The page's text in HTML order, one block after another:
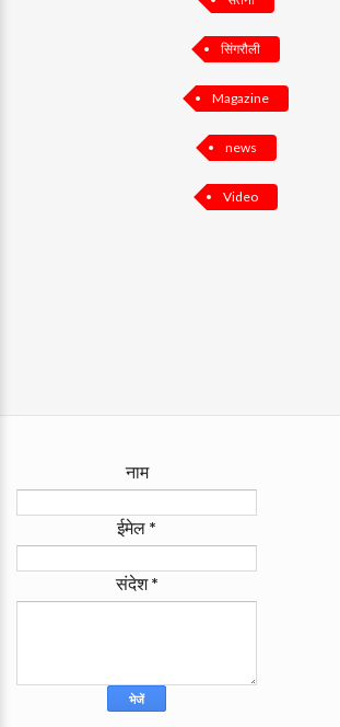
सिंगरौली
Magazine
news
Video
नाम
ईमेल *
संदेश*